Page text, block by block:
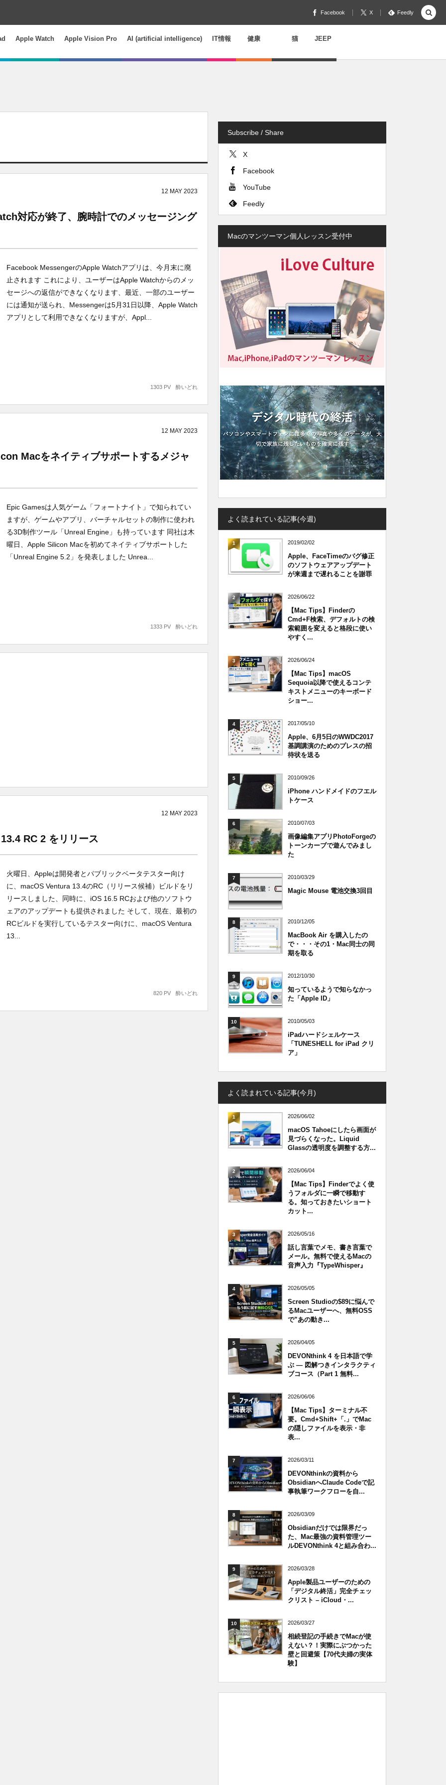
Facebook X Feedly
Apple Watch Apple Vision Pro AI (artificial intelligence) IT情報 健康 猫 JEEP
12 MAY 2023
対応が終了、腕時計でのメッセージング
Facebook MessengerのApple Watchアプリは、今月末に廃
止されます これにより、ユーザーはApple Watchからのメッ
セージへの返信ができなくなります、最近、一部のユーザー
には通知が送られ、Messengerは5月31日以降、Apple Watch
アプリとして利用できなくなりますが、Appl...
酔いどれ
1303 PV
12 MAY 2023
Macをネイティブサポートするメジャ
Epic Gamesは人気ゲーム「フォートナイト」で知られてい
ますが、ゲームやアプリ、バーチャルセットの制作に使われ
る3D制作ツール「Unreal Engine」も持っています 同社は木
曜日、Apple Silicon Macを初めてネイティブサポートした
「Unreal Engine 5.2」を発表しました Unrea...
酔いどれ
1333 PV
12 MAY 2023
RC 2 をリリース
火曜日、Appleは開発者とパブリックベータテスター向け
に、macOS Ventura 13.4のRC（リリース候補）ビルドをリ
リースしました、同時に、iOS 16.5 RCおよび他のソフトウ
ェアのアップデートも提供されました そして、現在、最初の
RCビルドを実行しているテスター向けに、macOS Ventura
13...
酔いどれ
820 PV
Subscribe / Share
X
Facebook
YouTube
Feedly
Macのマンツーマン個人レッスン受付中
よく読まれている記事(今週)
1 2019/02/02
Apple、FaceTimeのバグ修正
のソフトウェアアップデート
が来週まで遅れることを謝罪
2 2026/06/22
【Mac Tips】Finderの
Cmd+F検索、デフォルトの検
索範囲を変えると格段に使い
やすく...
3 2026/06/24
【Mac Tips】macOS
Sequoia以降で使えるコンテ
キストメニューのキーボード
ショー...
4 2017/05/10
Apple、6月5日のWWDC2017
基調講演のためのプレスの招
待状を送る
5 2010/09/26
iPhone ハンドメイドのフエル
トケース
6 2010/07/03
画像編集アプリPhotoForgeの
トーンカーブで遊んでみまし
た
7 2010/03/29
Magic Mouse 電池交換3回目
8 2010/12/05
MacBook Air を購入したの
で・・・その1・Mac同士の同
期を取る
9 2012/10/30
知っているようで知らなかっ
た「Apple ID」
10 2010/05/03
iPadハードシェルケース
「TUNESHELL for iPad クリ
ア」
よく読まれている記事(今月)
1 2026/06/02
macOS Tahoeにしたら画面が
見づらくなった。Liquid
Glassの透明度を調整する方...
2 2026/06/04
【Mac Tips】Finderでよく使
うフォルダに一瞬で移動す
る。知っておきたいショート
カット...
3 2026/05/16
話し言葉でメモ、書き言葉で
メール。無料で使えるMacの
音声入力『TypeWhisper』
4 2026/05/05
Screen Studioの$89に悩んで
るMacユーザーへ、無料OSS
で”あの動き...
5 2026/04/05
DEVONthink 4 を日本語で学
ぶ — 図解つきインタラクティ
ブコース（Part 1 無料...
6 2026/06/06
【Mac Tips】ターミナル不
要。Cmd+Shift+「.」でMac
の隠しファイルを表示・非
表...
7 2026/03/11
DEVONthinkの資料から
ObsidianへClaude Codeで記
事執筆ワークフローを自...
8 2026/03/09
Obsidianだけでは限界だっ
た、Mac最強の資料管理ツー
ルDEVONthink 4と組み合わ...
9 2026/03/28
Apple製品ユーザーのための
「デジタル終活」完全チェッ
クリスト – iCloud・...
10 2026/03/27
相続登記の手続きでMacが使
えない？！実際にぶつかった
壁と回避策【70代夫婦の実体
験】